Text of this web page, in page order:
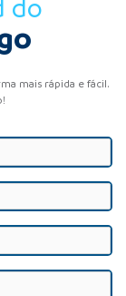
do
mais rápida e fácil.